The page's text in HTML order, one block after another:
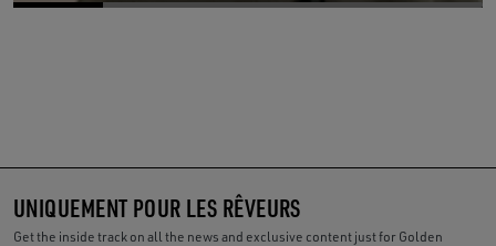
UNIQUEMENT POUR LES RÊVEURS
Get the inside track on all the news and exclusive content just for Golden